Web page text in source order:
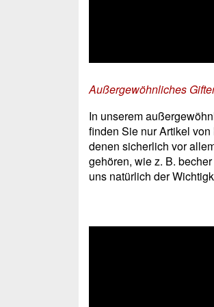
Außergewöhnliches
In unserem
finden Sie nur Artikel
denen sicherlich vor
gehören, wie z. B.
uns natürlich der